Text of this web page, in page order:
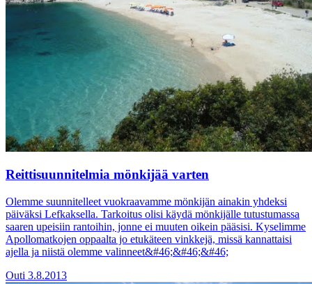
Reittisuunnitelmia mönkijää varten
Olemme suunnitelleet vuokraavamme mönkijän ainakin yhdeksi
päiväksi Lefkaksella. Tarkoitus olisi käydä mönkijälle tutustumassa
saaren upeisiin rantoihin, jonne ei muuten oikein pääsisi. Kyselimme
Apollomatkojen oppaalta jo etukäteen vinkkejä, missä kannattaisi
ajella ja niistä olemme valinneet&#46;&#46;&#46;
Outi 3.8.2013